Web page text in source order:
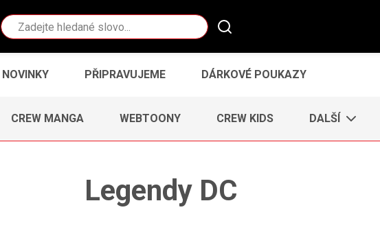
Vyhledávání
NOVINKY PŘIPRAVUJEME DÁRKOVÉ POUKAZY
CREW MANGA WEBTOONY CREW KIDS DALŠÍ
Legendy DC